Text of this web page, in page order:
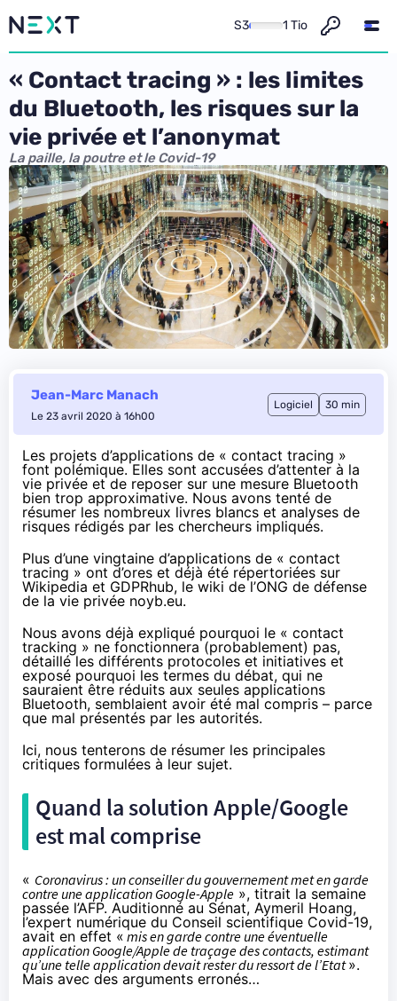
S3 1 Tio
« Contact tracing » : les limites
du Bluetooth, les risques sur la
vie privée et l’anonymat
La paille, la poutre et le Covid-19
Jean-Marc Manach
Le 23 avril 2020 à 16h00
Logiciel 30 min
Les projets d’applications de « contact tracing »
font polémique. Elles sont accusées d’attenter à la
vie privée et de reposer sur une mesure Bluetooth
bien trop approximative. Nous avons tenté de
résumer les nombreux livres blancs et analyses de
risques rédigés par les chercheurs impliqués.
Plus d’une vingtaine d’applications de « contact
tracing » ont d’ores et déjà été répertoriées sur
Wikipedia et GDPRhub, le wiki de l’ONG de défense
de la vie privée noyb.eu.
Nous avons déjà expliqué pourquoi le « contact
tracking » ne fonctionnera (probablement) pas,
détaillé les différents protocoles et initiatives et
exposé pourquoi les termes du débat, qui ne
sauraient être réduits aux seules applications
Bluetooth, semblaient avoir été mal compris – parce
que mal présentés par les autorités.
Ici, nous tenterons de résumer les principales
critiques formulées à leur sujet.
Quand la solution Apple/Google
est mal comprise
« Coronavirus : un conseiller du gouvernement met en garde
contre une application Google-Apple », titrait la semaine
passée l’AFP. Auditionné au Sénat, Aymeril Hoang,
l’expert numérique du Conseil scientifique Covid-19,
avait en effet « mis en garde contre une éventuelle
application Google/Apple de traçage des contacts, estimant
qu’une telle application devait rester du ressort de l’Etat».
Mais avec des arguments erronés…